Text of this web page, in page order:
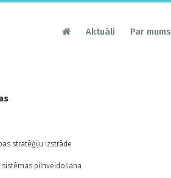
Aktuāli Par mums
stratēģiju izstrāde
pilnveidošana